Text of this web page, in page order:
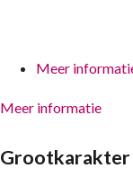
Meer
Meer informatie
Grootkarakter